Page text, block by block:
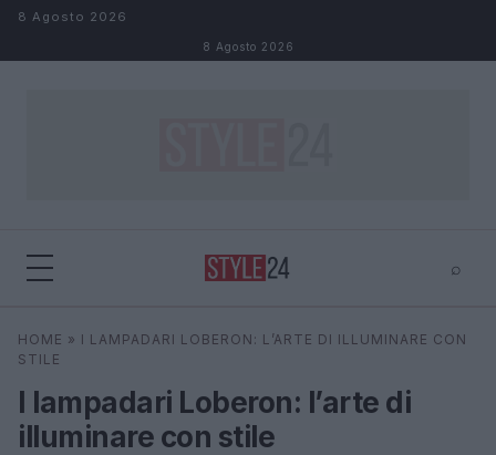
Salta al contenuto
8 Agosto 2026
8 Agosto 2026
⌕
Cerca ⌕ ×
HOME » I LAMPADARI LOBERON: L’ARTE DI ILLUMINARE CON
STILE
I lampadari Loberon: l’arte di
illuminare con stile